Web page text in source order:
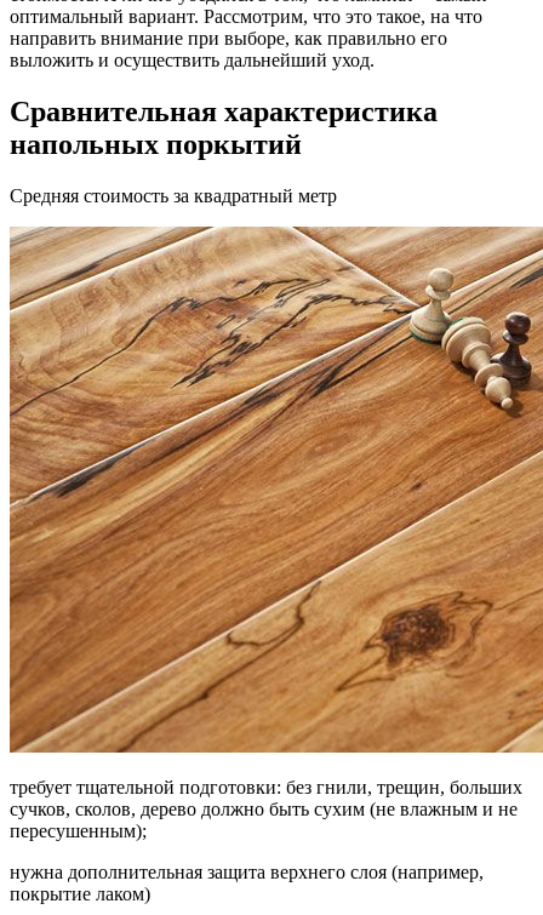
оптимальный вариант. Рассмотрим, что это такое, на что
направить внимание при выборе, как правильно его
выложить и осуществить дальнейший уход.
Сравнительная характеристика
напольных поркытий
Средняя стоимость за квадратный метр
требует тщательной подготовки: без гнили, трещин, больших
сучков, сколов, дерево должно быть сухим (не влажным и не
пересушенным);
нужна дополнительная защита верхнего слоя (например,
покрытие лаком)